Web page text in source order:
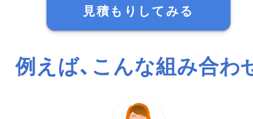
見積もりしてみる
例えば、こんな組み合わ